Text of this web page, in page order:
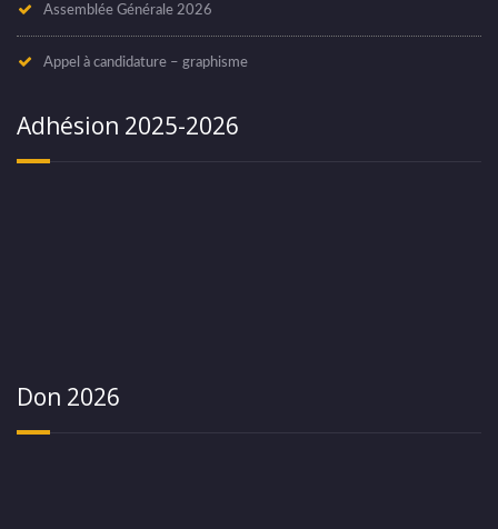
Assemblée Générale 2026
Appel à candidature – graphisme
Adhésion 2025-2026
Don 2026